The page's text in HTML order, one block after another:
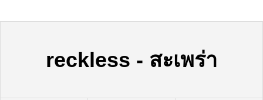
reckless - สะเพร่า